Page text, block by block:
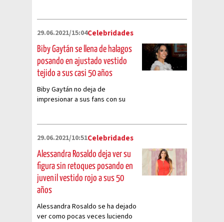
29.06.2021/15:04Celebridades
Biby Gaytán se llena de halagos
posando en ajustado vestido
tejido a sus casi 50 años
Biby Gaytán no deja de
impresionar a sus fans con su
29.06.2021/10:51Celebridades
Alessandra Rosaldo deja ver su
figura sin retoques posando en
juvenil vestido rojo a sus 50
años
Alessandra Rosaldo se ha dejado
ver como pocas veces luciendo